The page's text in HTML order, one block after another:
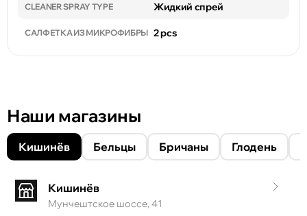
CLEANER SPRAY TYPE Жидкий спрей
САЛФЕТКА ИЗ МИКРОФИБРЫ 2 pcs
Наши магазины
Кишинёв Бельцы Бричаны Глодень
Кишинёв
Мунчештское шоссе, 41